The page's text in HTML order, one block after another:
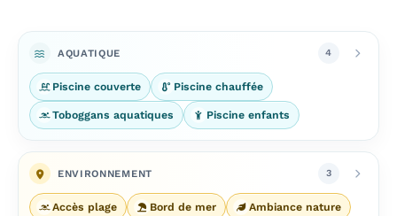
AQUATIQUE 4
Piscine couverte Piscine chauffée
Toboggans aquatiques Piscine enfants
ENVIRONNEMENT 3
Accès plage Bord de mer Ambiance nature